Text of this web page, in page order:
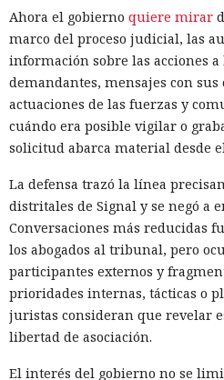
Ahora el gobierno quiere mirar
marco del proceso judicial, las
información sobre las acciones
demandantes, mensajes con
actuaciones de las fuerzas y
cuándo era posible vigilar o
solicitud abarca material desde
La defensa trazó la línea
distritales de Signal y se negó a
Conversaciones más reducidas
los abogados al tribunal, pero
participantes externos y
prioridades internas, tácticas o
juristas consideran que revelar
libertad de asociación.
El interés del gobierno no se